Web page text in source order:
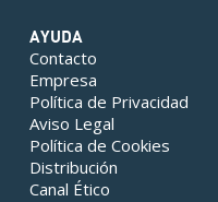
AYUDA
Contacto
Empresa
Política de Privacidad
Aviso Legal
Política de Cookies
Distribución
Canal Ético